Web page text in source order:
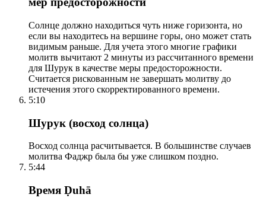
Солнце должно находиться чуть ниже горизонта, но
если вы находитесь на вершине горы, оно может стать
видимым раньше. Для учета этого многие графики
молитв вычитают 2 минуты из рассчитанного времени
для Шурук в качестве меры предосторожности.
Считается рискованным не завершать молитву до
истечения этого скорректированного времени.
5:10
Шурук (восход солнца)
Восход солнца расчитывается. В большинстве случаев
молитва Фаджр была бы уже слишком поздно.
5:44
Время Ḍuhā